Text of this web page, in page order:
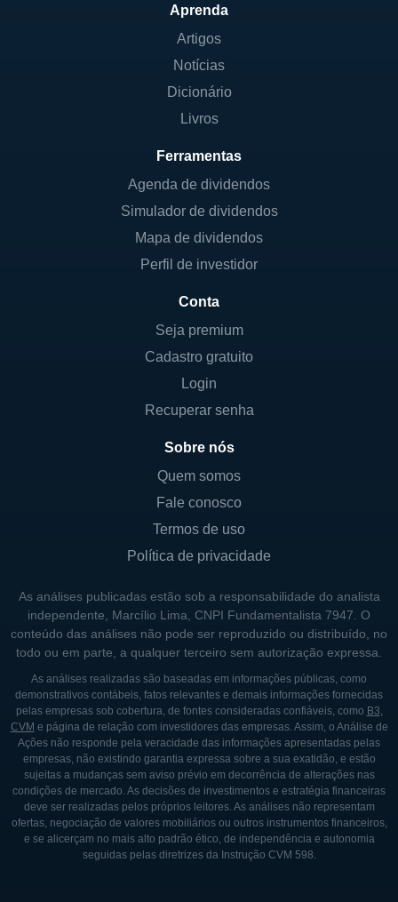
Aprenda
Artigos
Notícias
Dicionário
Livros
Ferramentas
Agenda de dividendos
Simulador de dividendos
Mapa de dividendos
Perfil de investidor
Conta
Seja premium
Cadastro gratuito
Login
Recuperar senha
Sobre nós
Quem somos
Fale conosco
Termos de uso
Política de privacidade
As análises publicadas estão sob a responsabilidade do analista
independente, Marcílio Lima, CNPI Fundamentalista 7947. O
conteúdo das análises não pode ser reproduzido ou distribuído, no
todo ou em parte, a qualquer terceiro sem autorização expressa.
As análises realizadas são baseadas em informações públicas, como
demonstrativos contábeis, fatos relevantes e demais informações fornecidas
pelas empresas sob cobertura, de fontes consideradas confiáveis, como B3,
CVM e página de relação com investidores das empresas. Assim, o Análise de
Ações não responde pela veracidade das informações apresentadas pelas
empresas, não existindo garantia expressa sobre a sua exatidão, e estão
sujeitas a mudanças sem aviso prévio em decorrência de alterações nas
condições de mercado. As decisões de investimentos e estratégia financeiras
deve ser realizadas pelos próprios leitores. As análises não representam
ofertas, negociação de valores mobiliários ou outros instrumentos financeiros,
e se alicerçam no mais alto padrão ético, de independência e autonomia
seguidas pelas diretrizes da Instrução CVM 598.